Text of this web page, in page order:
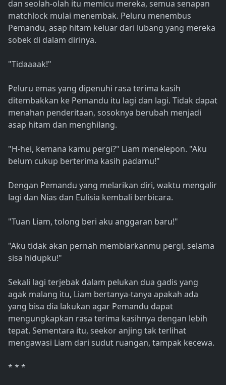
dan seolah-olah itu memicu mereka, semua senapan
matchlock mulai menembak. Peluru menembus
Pemandu, asap hitam keluar dari lubang yang mereka
sobek di dalam dirinya.
"Tidaaaak!"
Peluru emas yang dipenuhi rasa terima kasih
ditembakkan ke Pemandu itu lagi dan lagi. Tidak dapat
menahan penderitaan, sosoknya berubah menjadi
asap hitam dan menghilang.
"H-hei, kemana kamu pergi?" Liam menelepon. "Aku
belum cukup berterima kasih padamu!"
Dengan Pemandu yang melarikan diri, waktu mengalir
lagi dan Nias dan Eulisia kembali berbicara.
"Tuan Liam, tolong beri aku anggaran baru!"
"Aku tidak akan pernah membiarkanmu pergi, selama
sisa hidupku!"
Sekali lagi terjebak dalam pelukan dua gadis yang
agak malang itu, Liam bertanya-tanya apakah ada
yang bisa dia lakukan agar Pemandu dapat
mengungkapkan rasa terima kasihnya dengan lebih
tepat. Sementara itu, seekor anjing tak terlihat
mengawasi Liam dari sudut ruangan, tampak kecewa.
* * *